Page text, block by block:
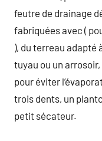
feutre de drainage
fabriquées avec (
), du terreau adapté
tuyau ou un
pour éviter
trois dents, un
petit sécateur.